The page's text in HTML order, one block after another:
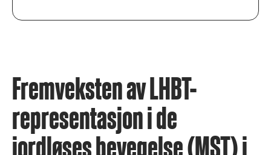
Fremveksten av LHBT-
representasjon i de
jordløses bevegelse (MST) i